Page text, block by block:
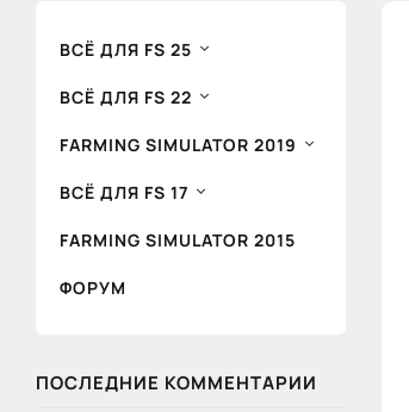
ВСЁ ДЛЯ FS 25
ВСЁ ДЛЯ FS 22
FARMING SIMULATOR 2019
ВСЁ ДЛЯ FS 17
FARMING SIMULATOR 2015
ФОРУМ
ПОСЛЕДНИЕ КОММЕНТАРИИ